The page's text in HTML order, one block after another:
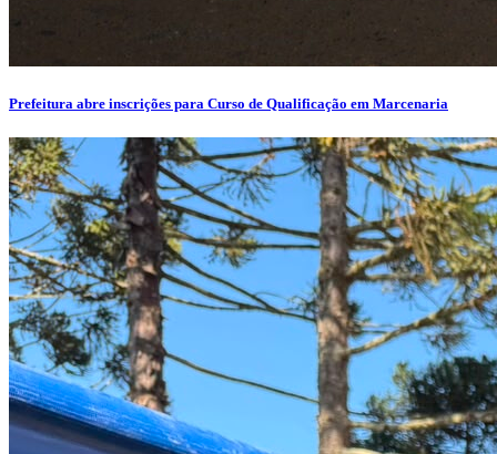
Prefeitura abre inscrições para Curso de Qualificação em Marcenaria